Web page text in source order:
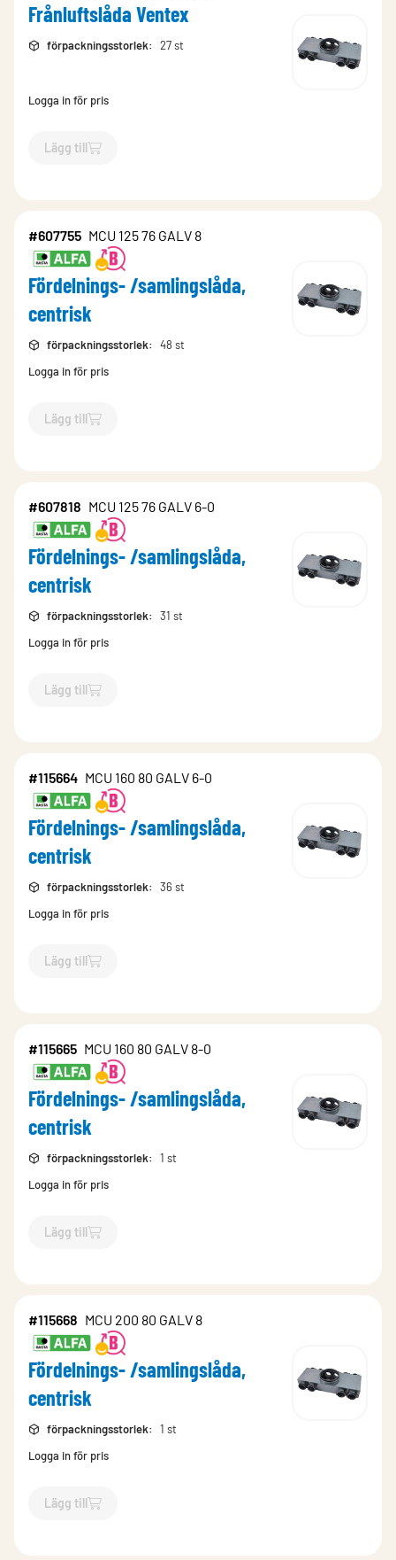
Frånluftslåda Ventex
förpackningsstorlek: 27 st
Logga in för pris
Lägg till
`$Lägg till
#607755 MCU 125 76 GALV 8
Fördelnings- /samlingslåda,
centrisk
förpackningsstorlek:
48 st
Logga in för pris
Lägg till
`$Lägg till
#607818 MCU 125 76 GALV 6-0
Fördelnings- /samlingslåda,
centrisk
förpackningsstorlek:
31 st
Logga in för pris
Lägg till
`$Lägg till
#115664 MCU 160 80 GALV 6-0
Fördelnings- /samlingslåda,
centrisk
förpackningsstorlek:
36 st
Logga in för pris
Lägg till
`$Lägg till
#115665 MCU 160 80 GALV 8-0
Fördelnings- /samlingslåda,
centrisk
förpackningsstorlek:
1 st
Logga in för pris
Lägg till
`$Lägg till
#115668 MCU 200 80 GALV 8
Fördelnings- /samlingslåda,
centrisk
förpackningsstorlek:
1 st
Logga in för pris
Lägg till
`$Lägg till